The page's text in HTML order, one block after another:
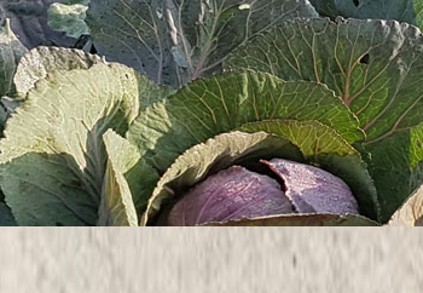
Ako je komina previše zastupljena, smjesa postaje
strukturnih materijala i izvora dušika možemo
s porečkog Instituta za poljoprivredu i turizam.
mogli lakše primijeniti u praksi kod maslinara.
kraće od prirodne razgradnje komine koja može
i komposta u poljoprivredi. U pokusima se ispituje
krumpira i luka, uz poštivanje ograničenja unosa